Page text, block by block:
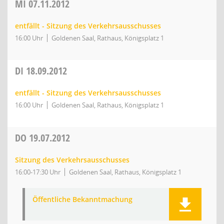
MI 07.11.2012
entfällt - Sitzung des Verkehrsausschusses
16:00 Uhr Goldenen Saal, Rathaus, Königsplatz 1
DI 18.09.2012
entfällt - Sitzung des Verkehrsausschusses
16:00 Uhr Goldenen Saal, Rathaus, Königsplatz 1
DO 19.07.2012
Sitzung des Verkehrsausschusses
16:00-17:30 Uhr Goldenen Saal, Rathaus, Königsplatz 1
Öffentliche Bekanntmachung